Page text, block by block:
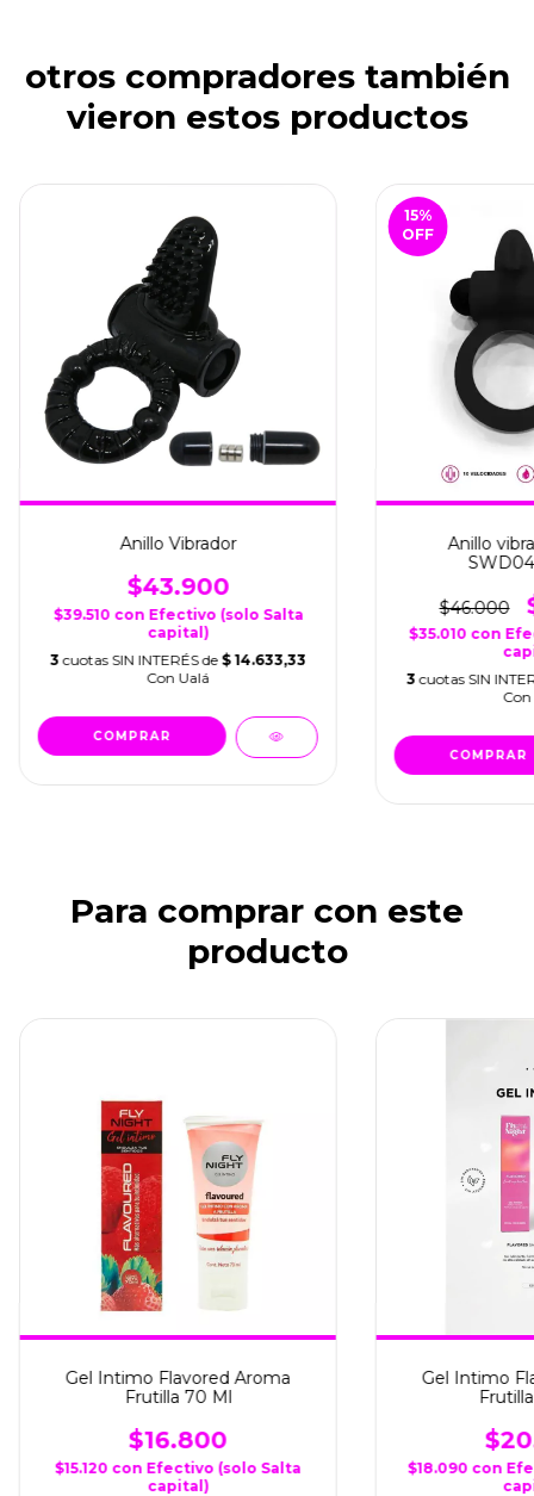
otros compradores también
vieron estos productos
Anillo Vibrador
$43.900
$39.510 con Efectivo (solo Salta
capital)
3 cuotas SIN INTERÉS de $ 14.633,33
Con Ualá
15%
OFF
Anillo
$46.000
$35.010 con
3 cuotas SIN
Con
Para comprar con este
producto
Gel Intimo Flavored Aroma
Frutilla 70 Ml
$16.800
$15.120 con Efectivo (solo Salta
capital)
Gel Intimo
$18.090 con